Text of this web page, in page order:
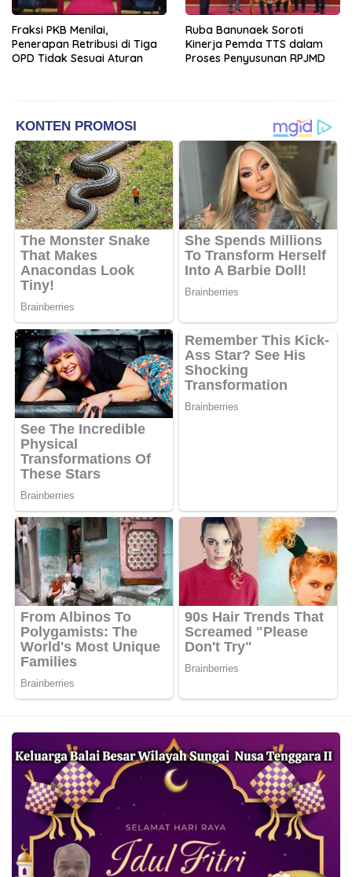
Fraksi PKB Menilai,
Penerapan Retribusi di Tiga
OPD Tidak Sesuai Aturan
Ruba Banunaek Soroti
Kinerja Pemda TTS dalam
Proses Penyusunan RPJMD